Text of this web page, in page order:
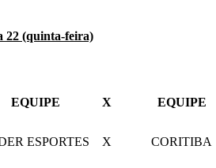
22 (quinta-feira)
EQUIPE X EQUIPE
ESPORTES X CORITIBA